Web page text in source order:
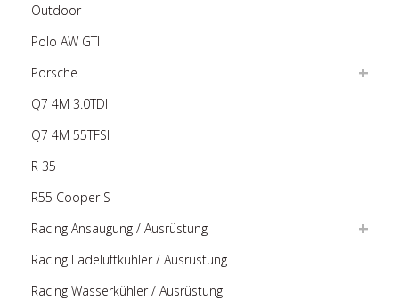
Outdoor
Polo AW GTI
Porsche
Q7 4M 3.0TDI
Q7 4M 55TFSI
R 35
R55 Cooper S
Racing Ansaugung / Ausrüstung
Racing Ladeluftkühler / Ausrüstung
Racing Wasserkühler / Ausrüstung